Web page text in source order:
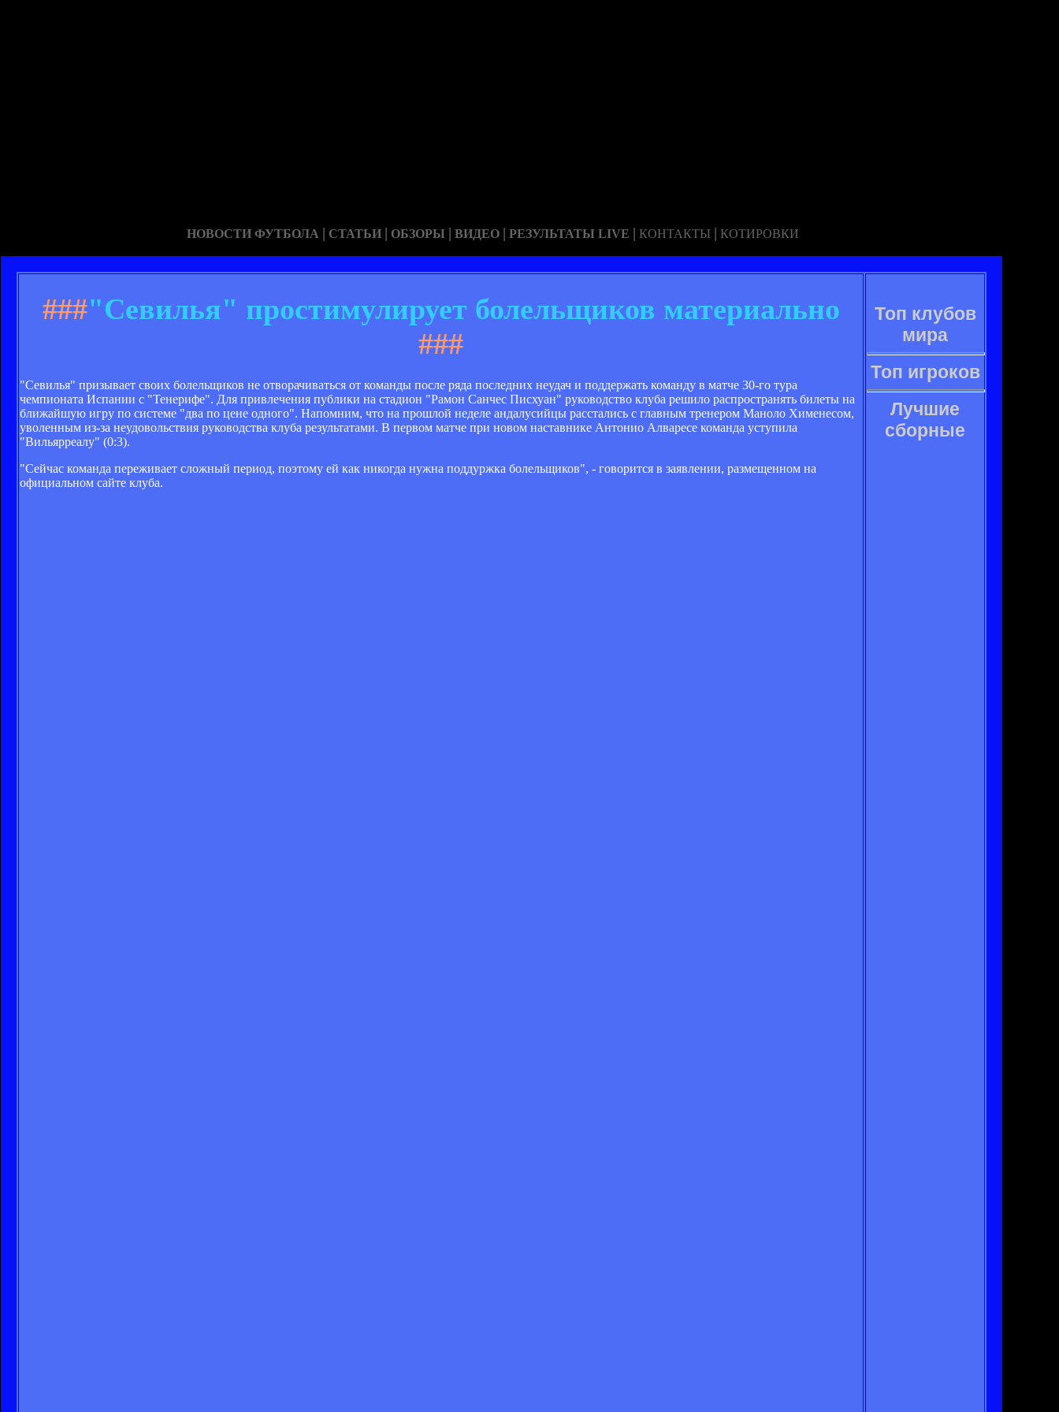
НОВОСТИ ФУТБОЛА | СТАТЬИ | ОБЗОРЫ | ВИДЕО | РЕЗУЛЬТАТЫ LIVE | КОНТАКТЫ | КОТИРОВКИ
###"Севилья" простимулирует болельщиков материально
###
"Севилья" призывает своих болельщиков не отворачиваться от команды после ряда последних неудач и поддержать команду в матче 30-го тура
чемпионата Испании с "Тенерифе". Для привлечения публики на стадион "Рамон Санчес Писхуан" руководство клуба решило распространять билеты на
ближайшую игру по системе "два по цене одного". Напомним, что на прошлой неделе андалусийцы расстались с главным тренером Маноло Хименесом,
уволенным из-за неудовольствия руководства клуба результатами. В первом матче при новом наставнике Антонио Алваресе команда уступила
"Вильярреалу" (0:3).
"Сейчас команда переживает сложный период, поэтому ей как никогда нужна поддуржка болельщиков", - говорится в заявлении, размещенном на
официальном сайте клуба.
Топ клубов
мира
Топ игроков
Лучшие
сборные